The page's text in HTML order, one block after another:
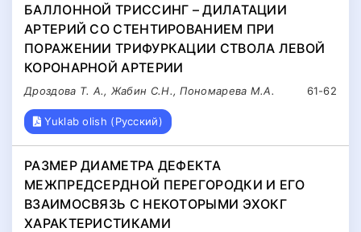
БАЛЛОННОЙ ТРИССИНГ – ДИЛАТАЦИИ
АРТЕРИЙ СО СТЕНТИРОВАНИЕМ ПРИ
ПОРАЖЕНИИ ТРИФУРКАЦИИ СТВОЛА ЛЕВОЙ
КОРОНАРНОЙ АРТЕРИИ
61-62
Дроздова Т. А., Жабин С.Н., Пономарева М.А.
Yuklab olish (Русский)
РАЗМЕР ДИАМЕТРА ДЕФЕКТА
МЕЖПРЕДСЕРДНОЙ ПЕРЕГОРОДКИ И ЕГО
ВЗАИМОСВЯЗЬ С НЕКОТОРЫМИ ЭХОКГ
ХАРАКТЕРИСТИКАМИ